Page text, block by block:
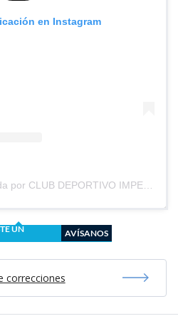
en Instagram
UN
AVÍSANOS
correcciones